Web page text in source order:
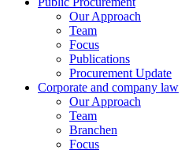
Our Approach
Team
Focus
Publications
Procurement Update
Corporate and company law
Our Approach
Team
Branchen
Focus